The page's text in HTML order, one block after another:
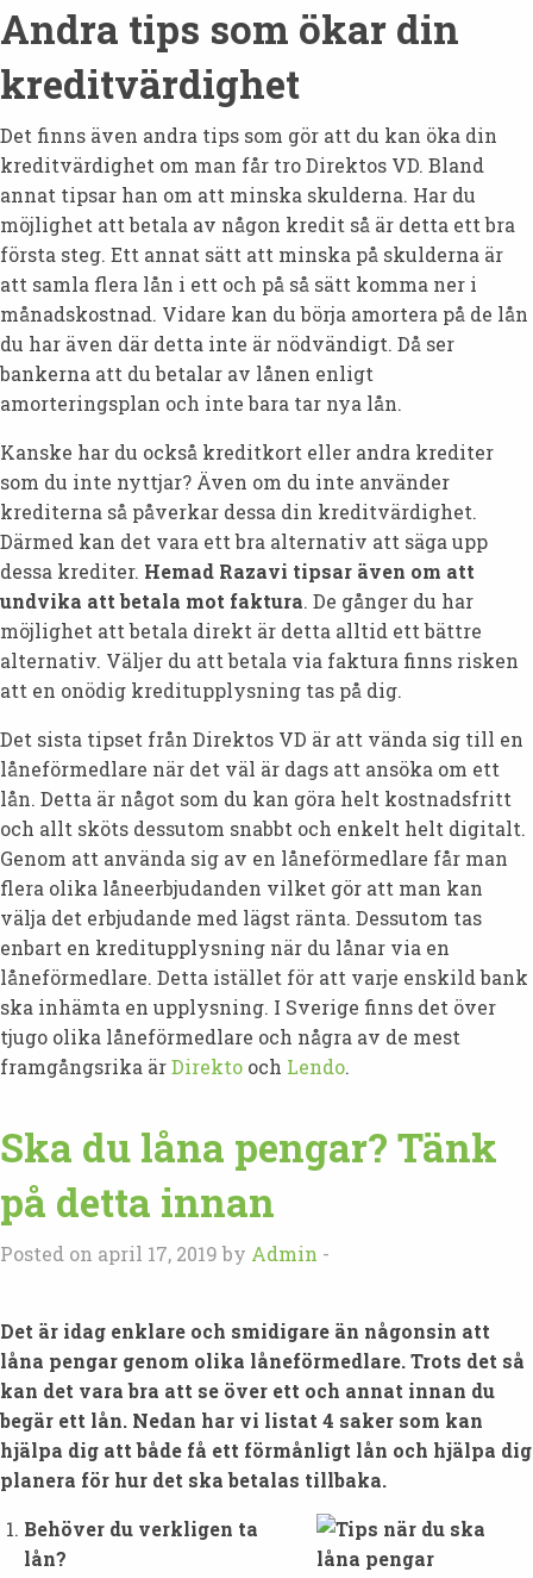
Andra tips som ökar din
kreditvärdighet
Det finns även andra tips som gör att du kan öka din
kreditvärdighet om man får tro Direktos VD. Bland
annat tipsar han om att minska skulderna. Har du
möjlighet att betala av någon kredit så är detta ett bra
första steg. Ett annat sätt att minska på skulderna är
att samla flera lån i ett och på så sätt komma ner i
månadskostnad. Vidare kan du börja amortera på de lån
du har även där detta inte är nödvändigt. Då ser
bankerna att du betalar av lånen enligt
amorteringsplan och inte bara tar nya lån.
Kanske har du också kreditkort eller andra krediter
som du inte nyttjar? Även om du inte använder
krediterna så påverkar dessa din kreditvärdighet.
Därmed kan det vara ett bra alternativ att säga upp
dessa krediter. Hemad Razavi tipsar även om att
undvika att betala mot faktura. De gånger du har
möjlighet att betala direkt är detta alltid ett bättre
alternativ. Väljer du att betala via faktura finns risken
att en onödig kreditupplysning tas på dig.
Det sista tipset från Direktos VD är att vända sig till en
låneförmedlare när det väl är dags att ansöka om ett
lån. Detta är något som du kan göra helt kostnadsfritt
och allt sköts dessutom snabbt och enkelt helt digitalt.
Genom att använda sig av en låneförmedlare får man
flera olika låneerbjudanden vilket gör att man kan
välja det erbjudande med lägst ränta. Dessutom tas
enbart en kreditupplysning när du lånar via en
låneförmedlare. Detta istället för att varje enskild bank
ska inhämta en upplysning. I Sverige finns det över
tjugo olika låneförmedlare och några av de mest
framgångsrika ärDirekto och Lendo.
Ska du låna pengar? Tänk
på detta innan
Posted on april 17, 2019 by Admin -
Det är idag enklare och smidigare än någonsin att
låna pengar genom olika låneförmedlare. Trots det så
kan det vara bra att se över ett och annat innan du
begär ett lån. Nedan har vi listat 4 saker som kan
hjälpa dig att både få ett förmånligt lån och hjälpa dig
planera för hur det ska betalas tillbaka.
Behöver du verkligen ta
lån?